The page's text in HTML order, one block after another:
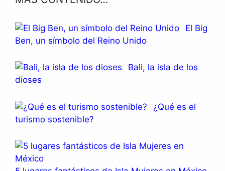
El Big
Ben, un símbolo del Reino Unido
Bali, la isla de los
dioses
¿Qué es el
turismo sostenible?